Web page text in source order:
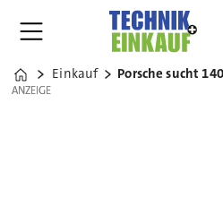
Home
Einkauf Porsche sucht
ANZEIGE
ANZEIGE